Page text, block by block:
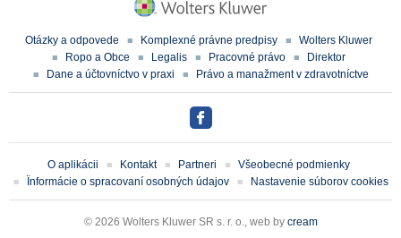
Otázky a odpovede Komplexné právne predpisy
Wolters Kluwer
Ropo a Obce
Legalis Pracovné právo
Direktor
Dane a účtovníctvo v praxi
Právo a manažment v zdravotníctve
O aplikácii Kontakt Partneri
Všeobecné podmienky
Ïnformácie o spracovaní osobných údajov
Nastavenie súborov cookies
© 2026 Wolters Kluwer SR s. r. o., web by cream